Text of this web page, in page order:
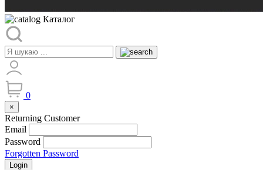
Каталог
0
×
Returning Customer
Email
Password
Forgotten Password
Login